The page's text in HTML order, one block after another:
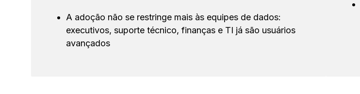
A adoção não se restringe mais às equipes de dados:
executivos, suporte técnico, finanças e TI já são usuários
avançados